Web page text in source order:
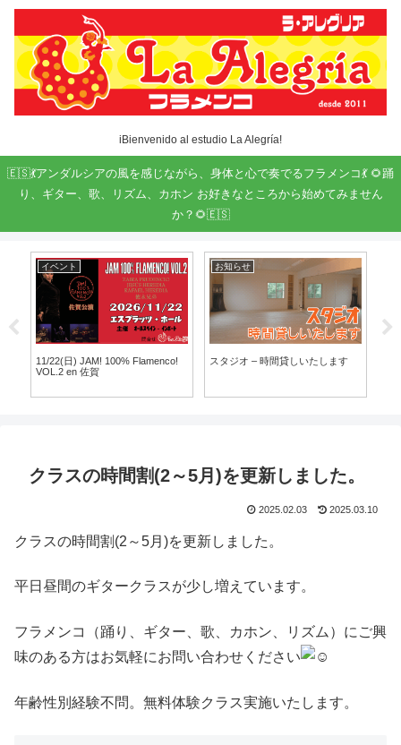
iBienvenido al estudio La Alegría!
🇪🇸💃アンダルシアの風を感じながら、身体と心で奏でるフラメンコ💃 🌻踊
り、ギター、歌、リズム、カホン お好きなところから始めてみません
か？🌻🇪🇸
イベント
11/22(日) JAM! 100% Flamenco!
VOL.2 en 佐賀
お知らせ
スタジオ – 時間貸しいたします
お知らせ
クラスの時間割(2～5月)を更新しました。
2025.02.03 2025.03.10
クラスの時間割(2～5月)を更新しました。
平日昼間のギタークラスが少し増えています。
フラメンコ（踊り、ギター、歌、カホン、リズム）にご興
味のある方はお気軽にお問い合わせください
年齢性別経験不問。無料体験クラス実施いたします。